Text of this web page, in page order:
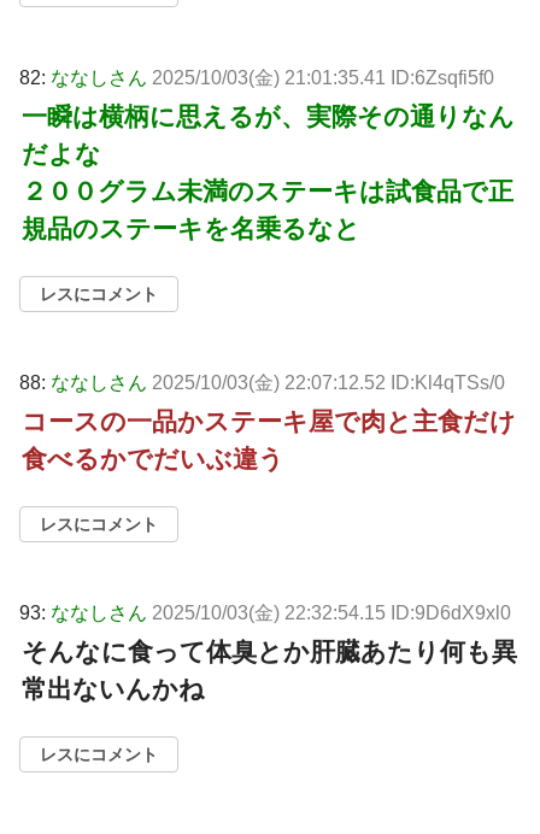
82: ななしさん 2025/10/03(金) 21:01:35.41 ID:6Zsqfi5f0
一瞬は横柄に思えるが、実際その通りなん
だよな
２００グラム未満のステーキは試食品で正
規品のステーキを名乗るなと
レスにコメント
88: ななしさん 2025/10/03(金) 22:07:12.52 ID:Kl4qTSs/0
コースの一品かステーキ屋で肉と主食だけ
食べるかでだいぶ違う
レスにコメント
93: ななしさん 2025/10/03(金) 22:32:54.15 ID:9D6dX9xl0
そんなに食って体臭とか肝臓あたり何も異
常出ないんかね
レスにコメント